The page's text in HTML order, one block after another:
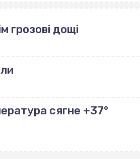
грозові дощі
сягне +37°